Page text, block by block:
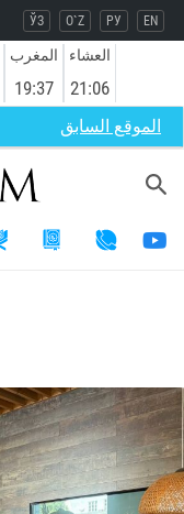
ЎЗ O`Z РУ EN
المغرب
19:37
العشاء
21:06
الموقع السابق